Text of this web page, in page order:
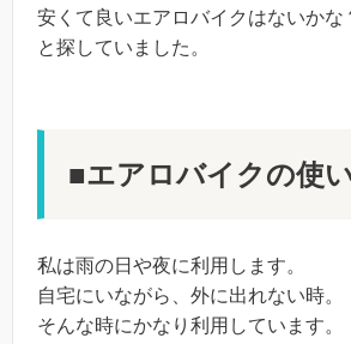
安くて良いエアロバイクはないかな
と探していました。
■エアロバイクの使
私は雨の日や夜に利用します。
自宅にいながら、外に出れない時。
そんな時にかなり利用しています。